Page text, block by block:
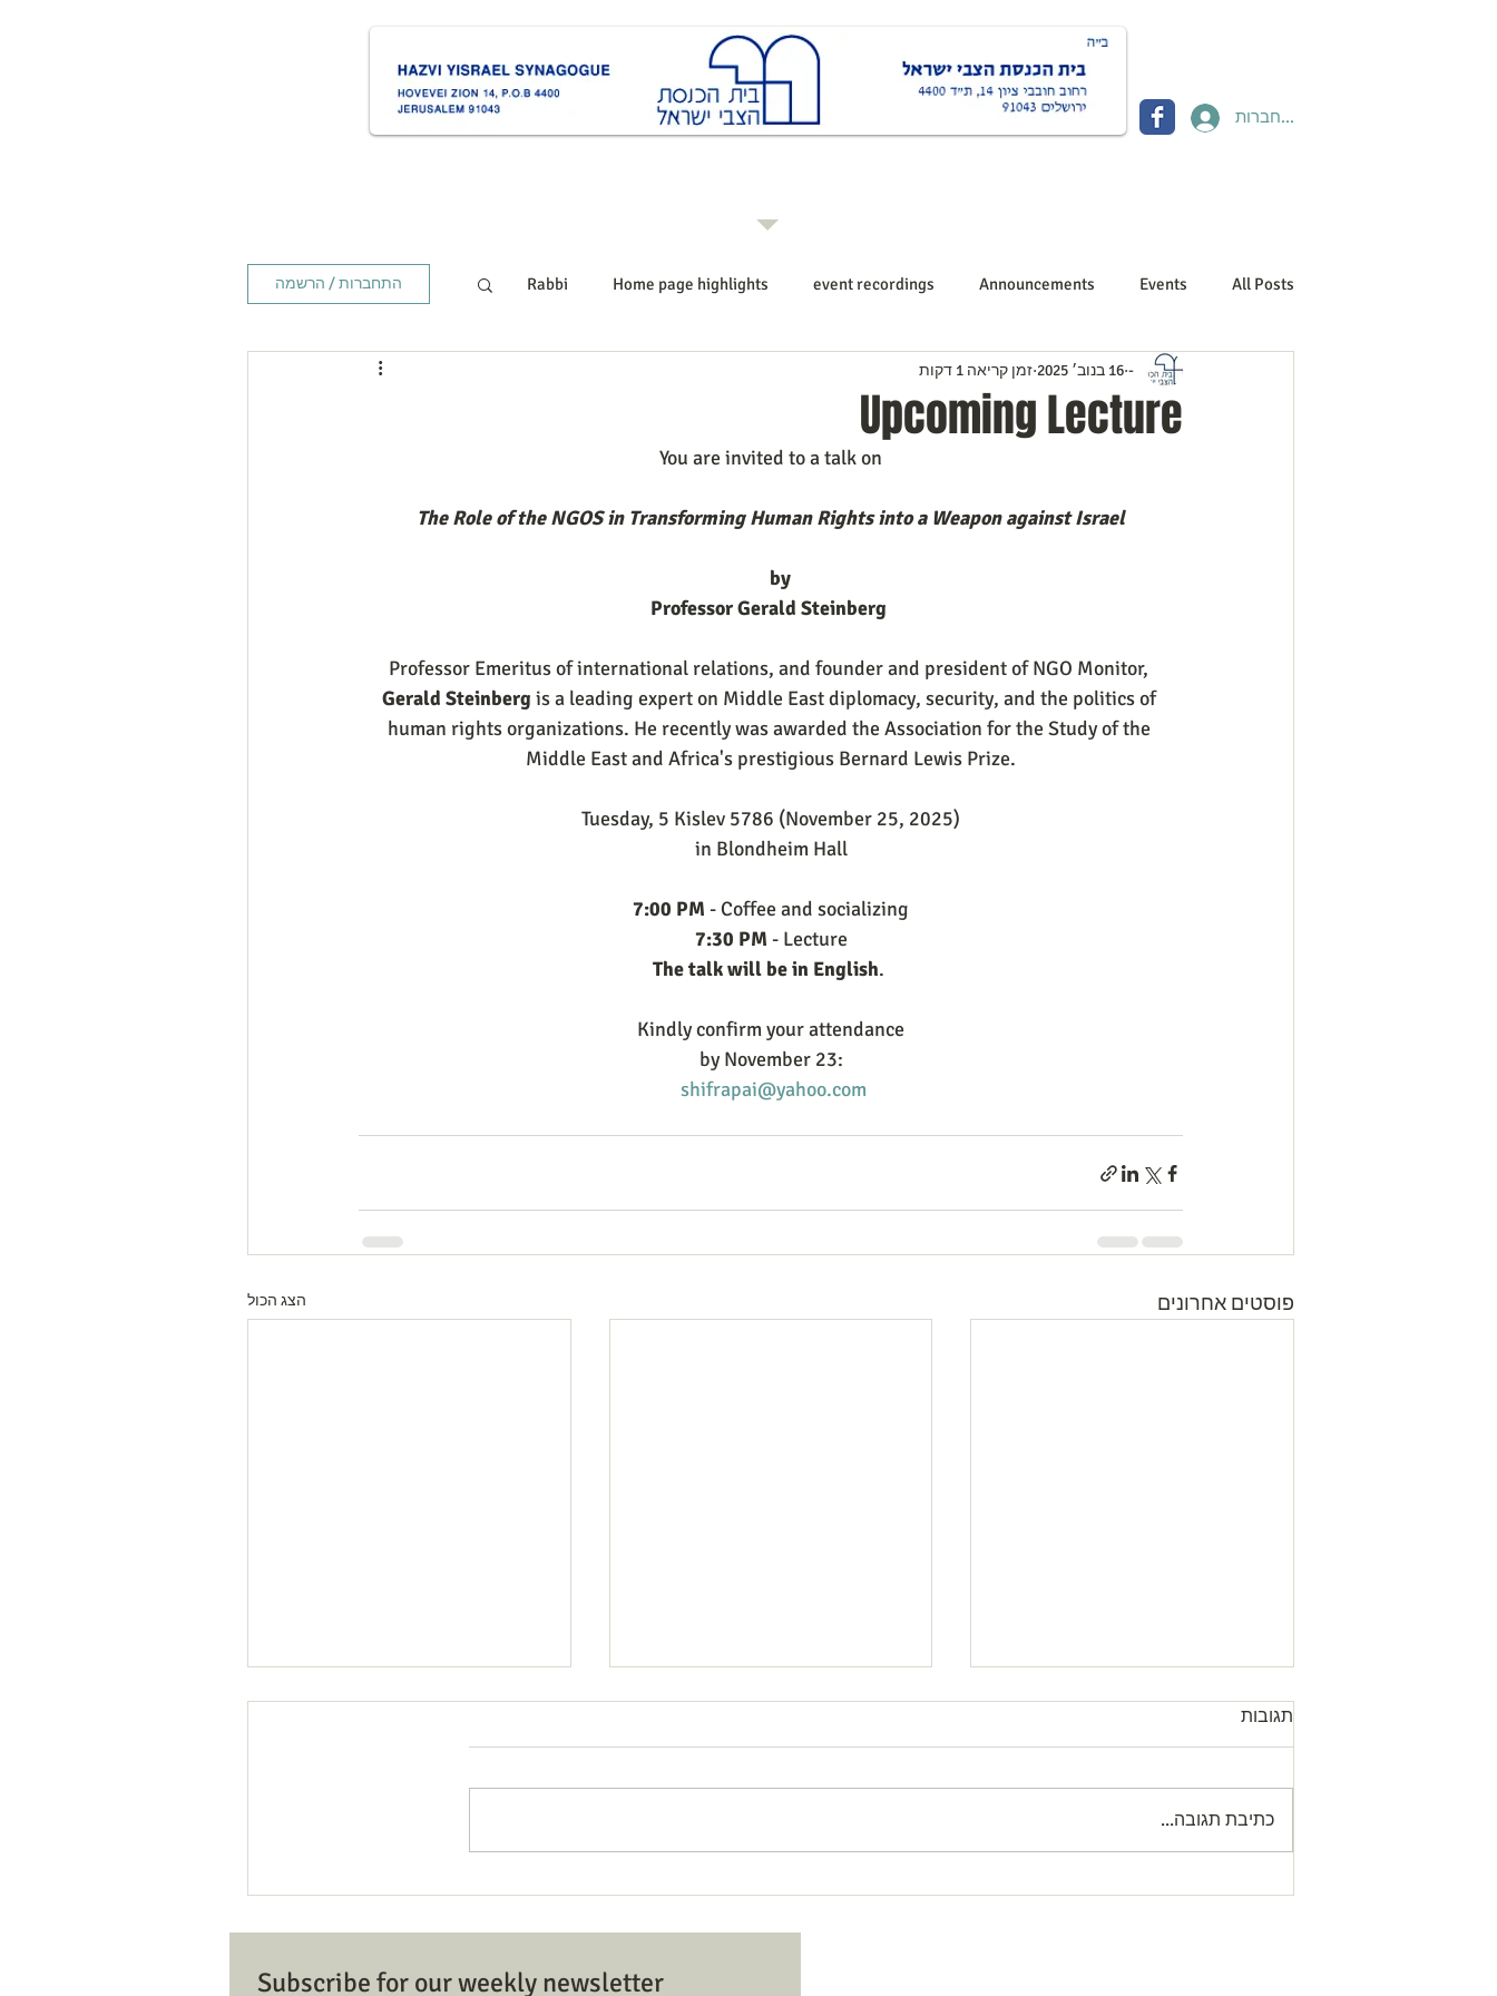
להתחברות
All Posts
Events
Announcements
event recordings
Home page highlights
Rabbi התחברות / הרשמה
Upcoming Lecture
- 16 בנוב׳ 2025 זמן קריאה 1 דקות
You are invited to a talk on
The Role of the NGOS in Transforming Human Rights into a Weapon against Israel
by
Professor Gerald Steinberg
Professor Emeritus of international relations, and founder and president of NGO Monitor,
Gerald Steinberg is a leading expert on Middle East diplomacy, security, and the politics of
human rights organizations. He recently was awarded the Association for the Study of the
Middle East and Africa's prestigious Bernard Lewis Prize.
Tuesday, 5 Kislev 5786 (November 25, 2025)
in Blondheim Hall
7:00 PM - Coffee and socializing
7:30 PM - Lecture
The talk will be in English.
Kindly confirm your attendance
by November 23:
shifrapai@yahoo.com
פוסטים אחרונים הצג הכול
Letter from our President עדכון
לוח זמנים ותוכנית ט׳ באב
Member/Donor Registration and
תגובות
כתיבת תגובה...
Subscribe for our weekly newsletter